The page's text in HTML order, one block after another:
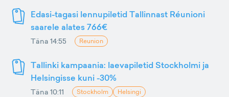
Edasi-tagasi lennupiletid Tallinnast Réunioni
saarele alates 766€
Täna 14:55 Reunion
Tallinki kampaania: laevapiletid Stockholmi ja
Helsingisse kuni -30%
Täna 10:11 Stockholm Helsingi